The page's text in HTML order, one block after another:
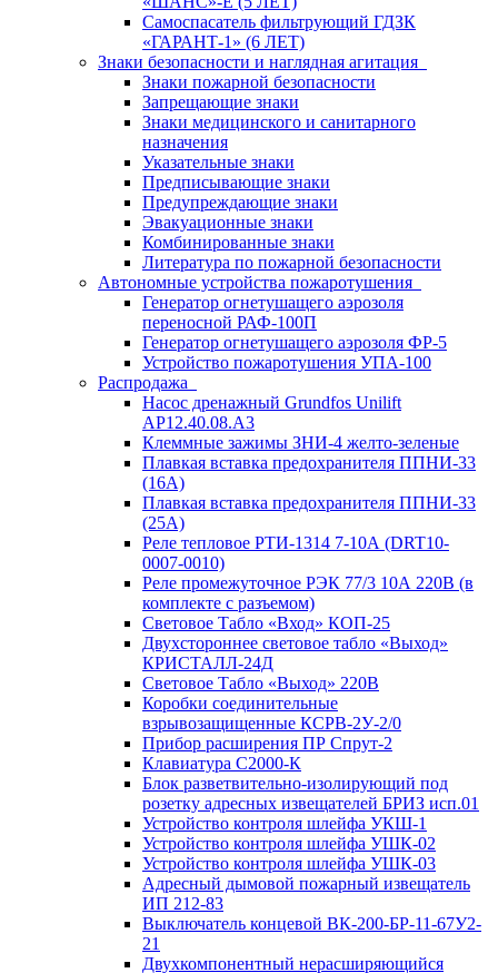
Самоспасатель фильтрующий ГДЗК
«ГАРАНТ-1» (6 ЛЕТ)
Знаки безопасности и наглядная агитация
Знаки пожарной безопасности
Запрещающие знаки
Знаки медицинского и санитарного
назначения
Указательные знаки
Предписывающие знаки
Предупреждающие знаки
Эвакуационные знаки
Комбинированные знаки
Литература по пожарной безопасности
Автономные устройства пожаротушения
Генератор огнетушащего аэрозоля
переносной РАФ-100П
Генератор огнетушащего аэрозоля ФР-5
Устройство пожаротушения УПА-100
Распродажа
Насос дренажный Grundfos Unilift
АP12.40.08.A3
Клеммные зажимы ЗНИ-4 желто-зеленые
Плавкая вставка предохранителя ППНИ-33
(16А)
Плавкая вставка предохранителя ППНИ-33
(25А)
Реле тепловое РТИ-1314 7-10А (DRT10-
0007-0010)
Реле промежуточное РЭК 77/3 10А 220В (в
комплекте с разъемом)
Световое Табло «Вход» КОП-25
Двухстороннее световое табло «Выход»
КРИСТАЛЛ-24Д
Световое Табло «Выход» 220В
Коробки соединительные
взрывозащищенные КСРВ-2У-2/0
Прибор расширения ПР Спрут-2
Клавиатура С2000-К
Блок разветвительно-изолирующий под
розетку адресных извещателей БРИЗ исп.01
Устройство контроля шлейфа УКШ-1
Устройство контроля шлейфа УШК-02
Устройство контроля шлейфа УШК-03
Адресный дымовой пожарный извещатель
ИП 212-83
Выключатель концевой ВК-200-БР-11-67У2-
21
Двухкомпонентный нерасширяющийся